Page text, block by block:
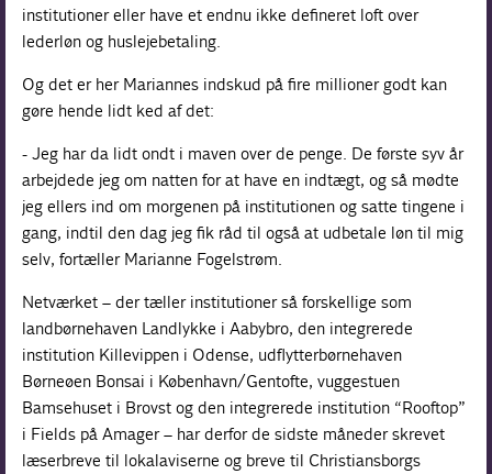
institutioner eller have et endnu ikke defineret loft over
lederløn og huslejebetaling.
Og det er her Mariannes indskud på fire millioner godt kan
gøre hende lidt ked af det:
- Jeg har da lidt ondt i maven over de penge. De første syv år
arbejdede jeg om natten for at have en indtægt, og så mødte
jeg ellers ind om morgenen på institutionen og satte tingene i
gang, indtil den dag jeg fik råd til også at udbetale løn til mig
selv, fortæller Marianne Fogelstrøm.
Netværket – der tæller institutioner så forskellige som
landbørnehaven Landlykke i Aabybro, den integrerede
institution Killevippen i Odense, udflytterbørnehaven
Børneøen Bonsai i København/Gentofte, vuggestuen
Bamsehuset i Brovst og den integrerede institution “Rooftop”
i Fields på Amager – har derfor de sidste måneder skrevet
læserbreve til lokalaviserne og breve til Christiansborgs